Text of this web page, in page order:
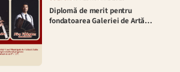
Diplomă de merit pentru
fondatoarea Galeriei de Artă…